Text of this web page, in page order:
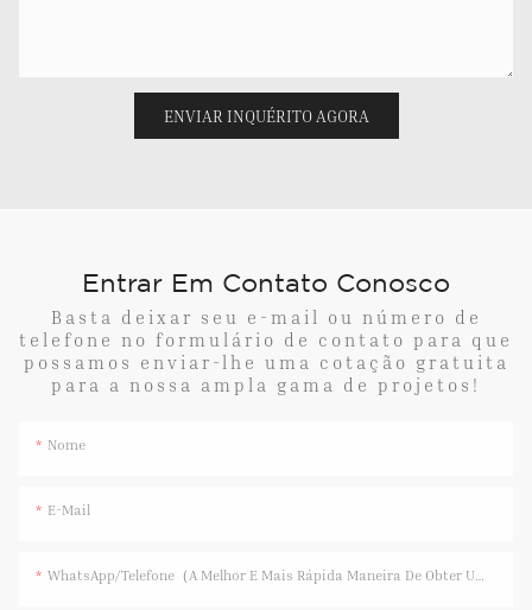
ENVIAR INQUÉRITO AGORA
Entrar Em Contato Conosco
Basta deixar seu e-mail ou número de
telefone no formulário de contato para que
possamos enviar-lhe uma cotação gratuita
para a nossa ampla gama de projetos!
Nome
E-Mail
WhatsApp/Telefone（A Melhor E Mais Rápida Maneira De Obter Uma Resposta）